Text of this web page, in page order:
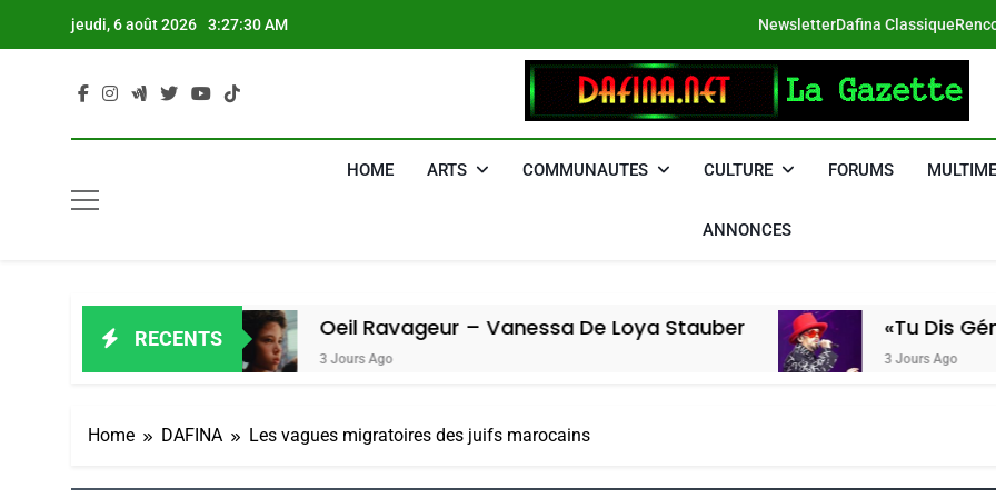
jeudi, 6 août 2026 3:27:31 AM NewsletterDafina Classique
DAFINA
HOME ARTS COMMUNAUTES CULTURE FORUMS
ANNONCES
RECENTSOeil Ravageur – Vanessa De Loya Stauber
3 Jours Ago
«Tu Dis Génocide, Je
3 Jours Ago
Home DAFINA Les vagues migratoires des juifs marocains